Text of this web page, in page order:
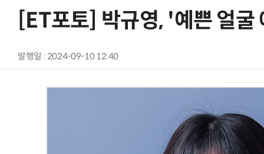
[ET포토] 박규영, '예쁜 얼굴
발행일 : 2024-09-10 12:40